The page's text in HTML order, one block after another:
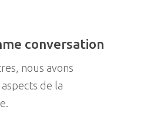
conversation
nous avons
de la